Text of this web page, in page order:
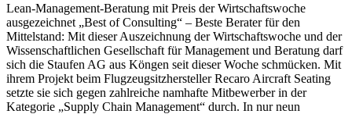
Lean-Management-Beratung mit Preis der Wirtschaftswoche
ausgezeichnet „Best of Consulting“ – Beste Berater für den
Mittelstand: Mit dieser Auszeichnung der Wirtschaftswoche und der
Wissenschaftlichen Gesellschaft für Management und Beratung darf
sich die Staufen AG aus Köngen seit dieser Woche schmücken. Mit
ihrem Projekt beim Flugzeugsitzhersteller Recaro Aircraft Seating
setzte sie sich gegen zahlreiche namhafte Mitbewerber in der
Kategorie „Supply Chain Management“ durch. In nur neun